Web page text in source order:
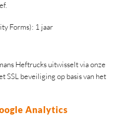
Forms): 1 jaar
Heftrucks uitwisselt via onze
SSL beveiliging op basis van het
Analytics